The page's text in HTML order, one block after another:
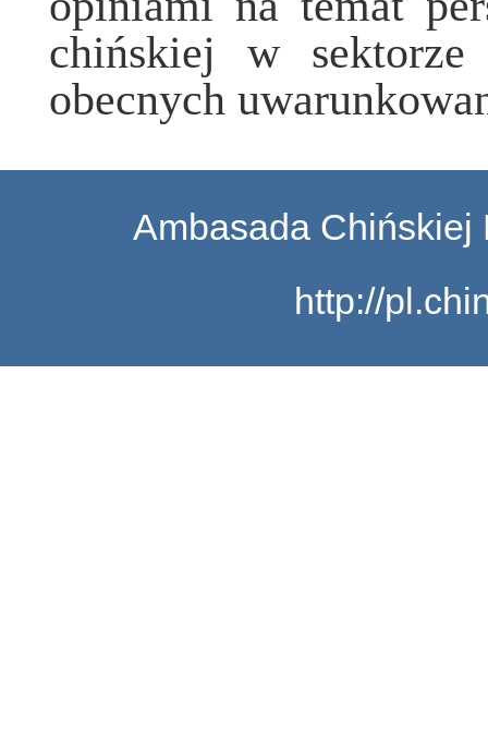
chińskiej w
obecnych
Ambasada
http://